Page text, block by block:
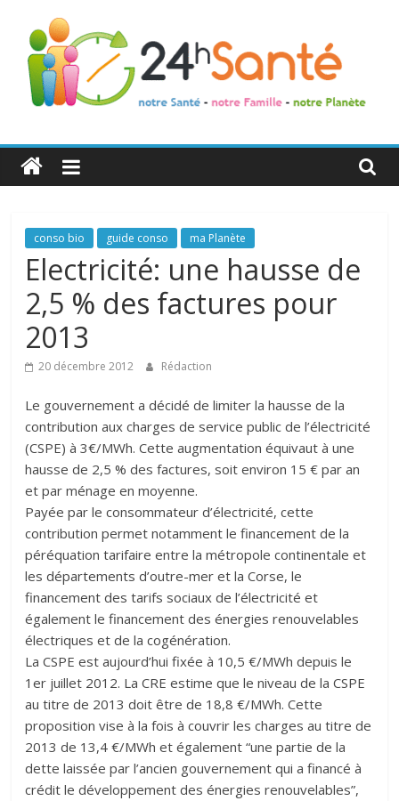
24h
Santé
La
santé
toute
famille
conso bio guide conso ma Planète
Electricité: une hausse de
2,5 % des factures pour
2013
20 décembre 2012 Rédaction
Le gouvernement a décidé de limiter la hausse de la
contribution aux charges de service public de l’électricité
(CSPE) à 3€/MWh. Cette augmentation équivaut à une
hausse de 2,5 % des factures, soit environ 15 € par an
et par ménage en moyenne.
Payée par le consommateur d’électricité, cette
contribution permet notamment le financement de la
péréquation tarifaire entre la métropole continentale et
les départements d’outre-mer et la Corse, le
financement des tarifs sociaux de l’électricité et
également le financement des énergies renouvelables
électriques et de la cogénération.
La CSPE est aujourd’hui fixée à 10,5 €/MWh depuis le
1er juillet 2012. La CRE estime que le niveau de la CSPE
au titre de 2013 doit être de 18,8 €/MWh. Cette
proposition vise à la fois à couvrir les charges au titre de
2013 de 13,4 €/MWh et également “une partie de la
dette laissée par l’ancien gouvernement qui a financé à
crédit le développement des énergies renouvelables”,